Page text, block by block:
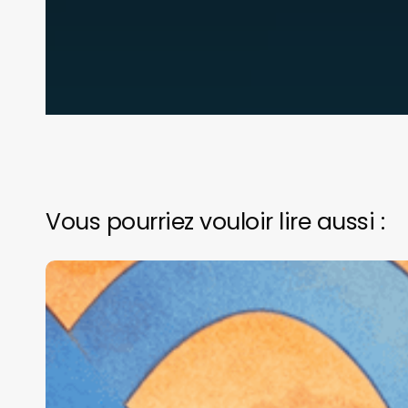
Vous pourriez vouloir lire aussi :
Pourquoi
Meta
a
acheté